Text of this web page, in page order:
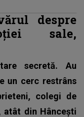
despre
sale,
secretă. Au
un cerc restrâns
colegi de
atât din Hâncești